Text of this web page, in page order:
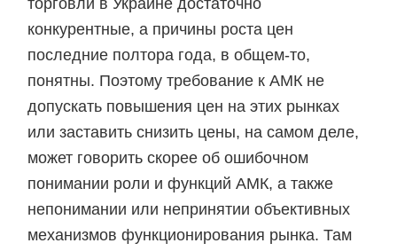
торговли в Украине достаточно
конкурентные, а причины роста цен
последние полтора года, в общем-то,
понятны. Поэтому требование к АМК не
допускать повышения цен на этих рынках
или заставить снизить цены, на самом деле,
может говорить скорее об ошибочном
понимании роли и функций АМК, а также
непонимании или непринятии объективных
механизмов функционирования рынка. Там